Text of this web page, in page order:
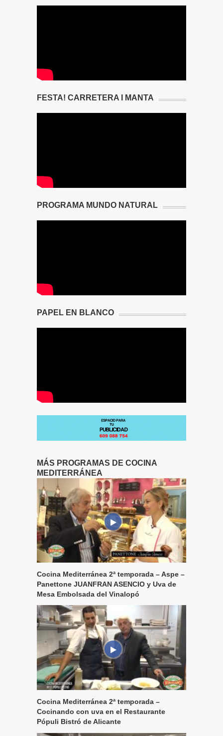
FESTA! CARRETERA I MANTA
PROGRAMA MUNDO NATURAL
PAPEL EN BLANCO
MÁS PROGRAMAS DE COCINA
MEDITERRÁNEA
Cocina Mediterránea 2ª temporada – Aspe –
Panettone JUANFRAN ASENCIO y Uva de
Mesa Embolsada del Vinalopó
Cocina Mediterránea 2ª temporada –
Cocinando con uva en el Restaurante
Pópuli Bistró de Alicante